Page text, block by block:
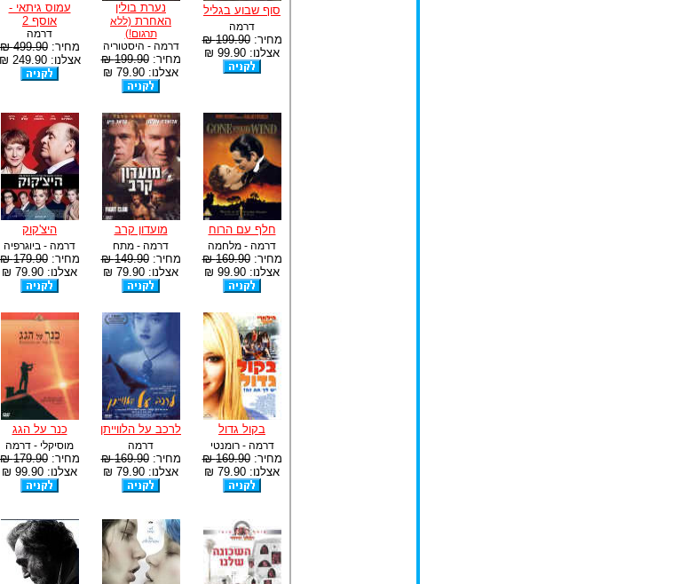
סוף שבוע בגליל
דרמה
מחיר:199.90 ₪
אצלנו: 99.90 ₪
נערת בולין
האחרת (ללא
תרגום!)
דרמה - היסטוריה
מחיר:199.90 ₪
אצלנו: 79.90 ₪
עמוס גיתאי -
אוסף 2
דרמה
מחיר:499.90 ₪
אצלנו: 249.90 ₪
חלף עם הרוח
דרמה - מלחמה
מחיר:169.90 ₪
אצלנו: 99.90 ₪
מועדון קרב
דרמה - מתח
מחיר:149.90 ₪
אצלנו: 79.90 ₪
היצ'קוק
דרמה - ביוגרפיה
מחיר:179.90 ₪
אצלנו: 79.90 ₪
בקול גדול
דרמה - רומנטי
מחיר:169.90 ₪
אצלנו: 79.90 ₪
לרכב על הלווייתן
דרמה
מחיר:169.90 ₪
אצלנו: 79.90 ₪
כנר על הגג
מוסיקלי - דרמה
מחיר:179.90 ₪
אצלנו: 99.90 ₪